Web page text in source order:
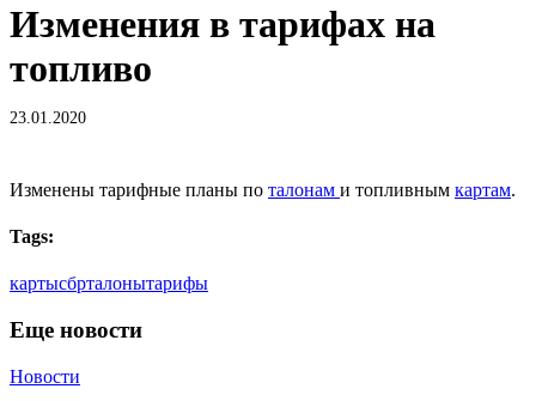
Изменения в тарифах на
топливо
23.01.2020
Изменены тарифные планы по талонам и топливным картам.
Tags:
картысбрталонытарифы
Еще новости
Новости